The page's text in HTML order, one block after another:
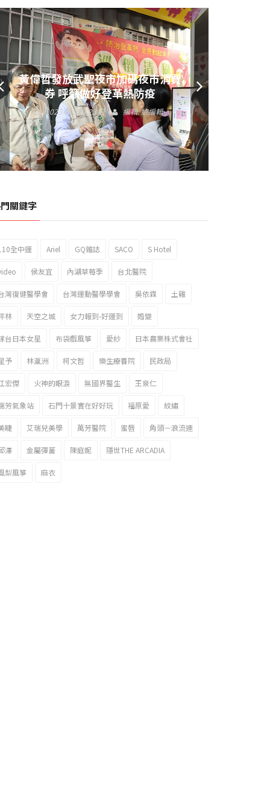
黃偉哲發放武聖夜市加碼夜市消費
券 呼籲做好登革熱防疫
2023 年 9 月 23 日 編輯:總編輯
關鍵字
全中運 Ariel GQ雜誌 SACO S Hotel
侯友宜 內湖草莓季 台北醫院
灣復健醫學會 台灣運動醫學學會 吳依霖 土雞
林 天空之城 女力報到-好運到 婚變
台日本女星 布袋戲風箏 愛紗 日本農業株式會社
予 林瀛洲 柯文哲 樂生療養院 民政局
宏傑 火神的眼淚 無國界醫生 王泉仁
芳氣象站 石門十景實在好好玩 福原愛 紋繡
睫 艾瑞兒美學 萬芳醫院 蜜唇 角頭－浪流連
澤 金屬彈簧 陳庭妮 隱世THE ARCADIA
梨風箏 麻衣